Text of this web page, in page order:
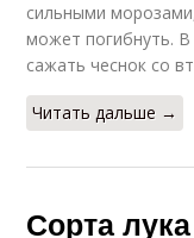
сильными
может погибнуть.
сажать чеснок со
Читать дальше →
Сорта